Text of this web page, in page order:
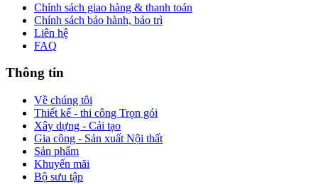
Chính sách giao hàng & thanh toán
Chính sách bảo hành, bảo trì
Liên hệ
FAQ
Thông tin
Về chúng tôi
Thiết kế - thi công Trọn gói
Xây dựng - Cải tạo
Gia công - Sản xuất Nội thất
Sản phẩm
Khuyến mãi
Bộ sưu tập